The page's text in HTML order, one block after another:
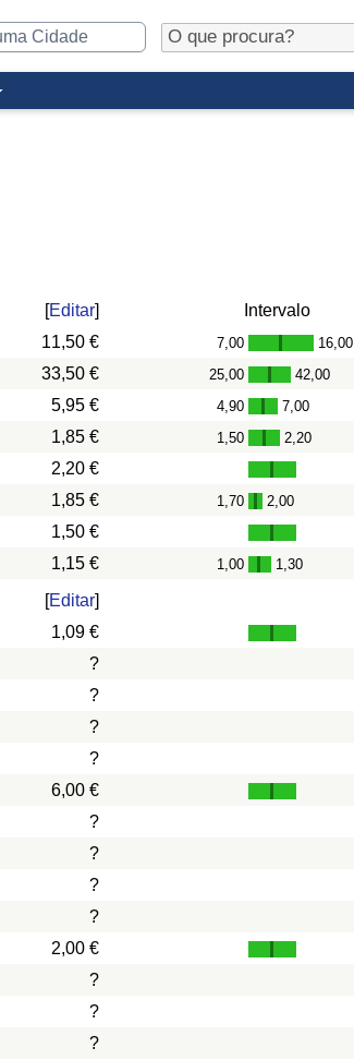
[Editar]
Intervalo
11,50 € 7,00 - 16,00
33,50 € 25,00 - 42,00
5,95 € 4,90 - 7,00
1,85 € 1,50 - 2,20
2,20 €
1,85 € 1,70 - 2,00
1,50 €
1,15 € 1,00 - 1,30
[Editar]
1,09 €
?
?
?
?
6,00 €
?
?
?
?
2,00 €
?
?
?